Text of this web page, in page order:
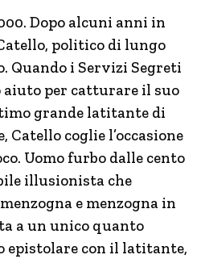
Dopo alcuni anni in
politico di lungo
Quando i Servizi Segreti
per catturare il suo
grande latitante di
Catello coglie l’occasione
Uomo furbo dalle cento
illusionista che
e menzogna in
a un unico quanto
epistolare con il latitante,